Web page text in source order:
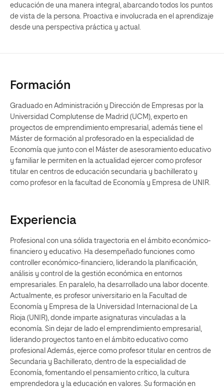
educación de una manera integral, abarcando todos los puntos
de vista de la persona. Proactiva e involucrada en el aprendizaje
desde una perspectiva práctica y actual.
Formación
Graduado en Administración y Dirección de Empresas por la
Universidad Complutense de Madrid (UCM), experto en
proyectos de emprendimiento empresarial, además tiene el
Máster de formación al profesorado en la especialidad de
Economía que junto con el Máster de asesoramiento educativo
y familiar le permiten en la actualidad ejercer como profesor
titular en centros de educación secundaria y bachillerato y
como profesor en la facultad de Economía y Empresa de UNIR.
Experiencia
Profesional con una sólida trayectoria en el ámbito económico-
financiero y educativo. Ha desempeñado funciones como
controller económico-financiero, liderando la planificación,
análisis y control de la gestión económica en entornos
empresariales. En paralelo, ha desarrollado una labor docente.
Actualmente, es profesor universitario en la Facultad de
Economía y Empresa de la Universidad Internacional de La
Rioja (UNIR), donde imparte asignaturas vinculadas a la
economía. Sin dejar de lado el emprendimiento empresarial,
liderando proyectos tanto en el ámbito educativo como
profesional Además, ejerce como profesor titular en centros de
Secundaria y Bachillerato, dentro de la especialidad de
Economía, fomentando el pensamiento crítico, la cultura
emprendedora y la educación en valores. Su formación en